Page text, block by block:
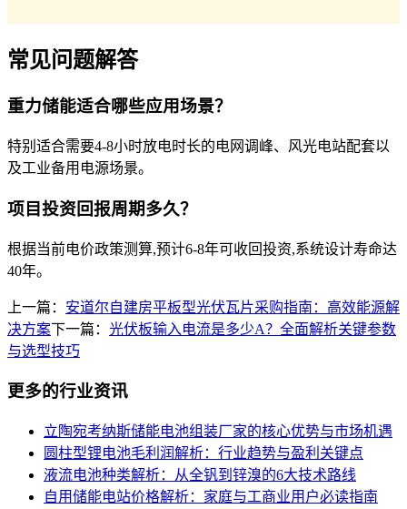
常见问题解答
重力储能适合哪些应用场景？
特别适合需要4-8小时放电时长的电网调峰、风光电站配套以
及工业备用电源场景。
项目投资回报周期多久？
根据当前电价政策测算,预计6-8年可收回投资,系统设计寿命达
40年。
上一篇： 安道尔自建房平板型光伏瓦片采购指南：高效能源解
决方案下一篇： 光伏板输入电流是多少A？全面解析关键参数
与选型技巧
更多的行业资讯
立陶宛考纳斯储能电池组装厂家的核心优势与市场机遇
圆柱型锂电池毛利润解析：行业趋势与盈利关键点
液流电池种类解析：从全钒到锌溴的6大技术路线
自用储能电站价格解析：家庭与工商业用户必读指南